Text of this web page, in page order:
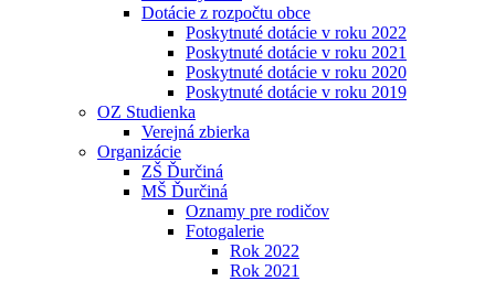
Dotácie z rozpočtu obce
Poskytnuté dotácie v roku 2022
Poskytnuté dotácie v roku 2021
Poskytnuté dotácie v roku 2020
Poskytnuté dotácie v roku 2019
OZ Studienka
Verejná zbierka
Organizácie
ZŠ Ďurčiná
MŠ Ďurčiná
Oznamy pre rodičov
Fotogalerie
Rok 2022
Rok 2021